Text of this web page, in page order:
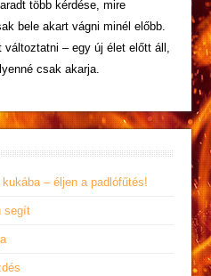
több kérdése, mire
bele akart vágni minél előbb.
változtatni – egy új élet előtt áll,
csak akarja.
– éljen a padlófűtés!
segít